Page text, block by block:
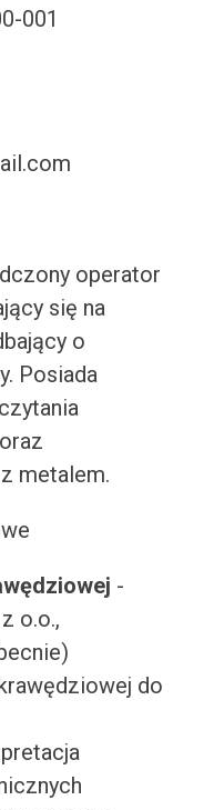
001
operator
się na
o
Posiada
metalem.
-
o.o.,
do